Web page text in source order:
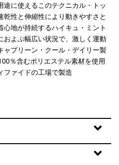
に使えるこのテクニカル・トッ
性と伸縮性により動きやすさと
地が持続するハイキュ・ミント
よぶ幅広い状況で、激しく運動
ャプリーン・クール・デイリー製
％含むポリエステル素材を使用
ファイドの工場で製造